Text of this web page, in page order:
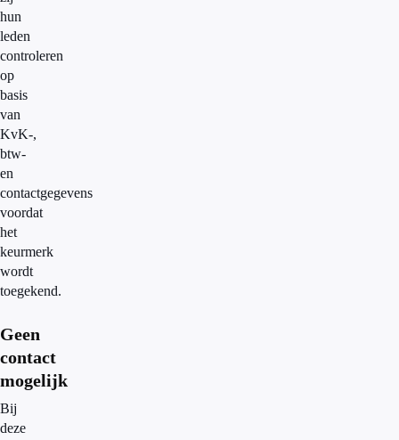
hun
leden
controleren
op
basis
van
KvK-,
btw-
en
contactgegevens
voordat
het
keurmerk
wordt
toegekend.
Geen
contact
mogelijk
Bij
deze